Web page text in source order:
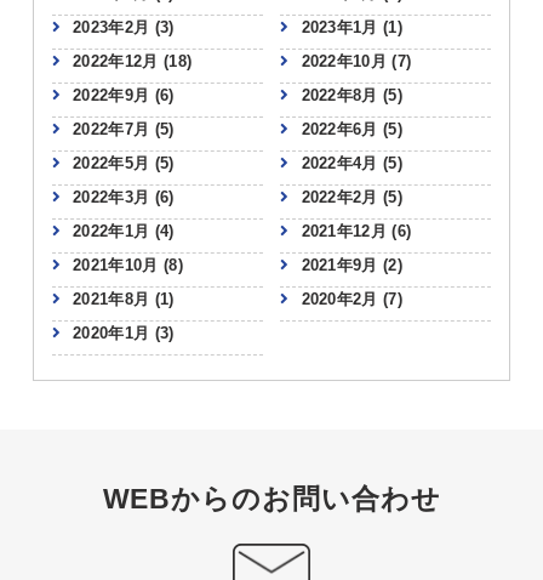
2023年2月 (3) 2023年1月 (1)
2022年12月 (18) 2022年10月 (7)
2022年9月 (6) 2022年8月 (5)
2022年7月 (5) 2022年6月 (5)
2022年5月 (5) 2022年4月 (5)
2022年3月 (6) 2022年2月 (5)
2022年1月 (4) 2021年12月 (6)
2021年10月 (8) 2021年9月 (2)
2021年8月 (1) 2020年2月 (7)
2020年1月 (3)
WEBからのお問い合わせ